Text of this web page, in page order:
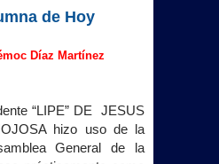
de Hoy
Díaz Martínez
“LIPE” DE
JESUS
hizo uso de la
General de
la